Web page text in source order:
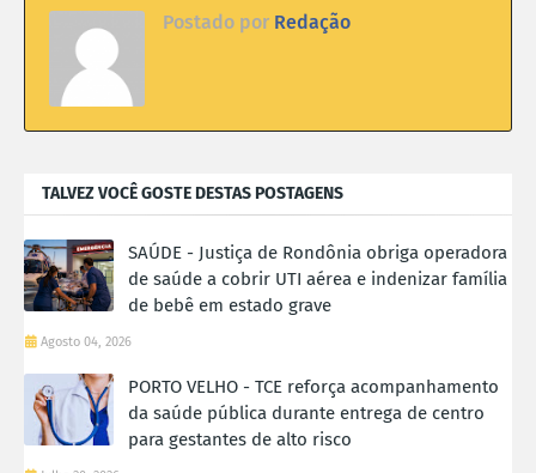
Postado por Redação
TALVEZ VOCÊ GOSTE DESTAS POSTAGENS
SAÚDE - Justiça de Rondônia obriga operadora
de saúde a cobrir UTI aérea e indenizar família
de bebê em estado grave
Agosto 04, 2026
PORTO VELHO - TCE reforça acompanhamento
da saúde pública durante entrega de centro
para gestantes de alto risco